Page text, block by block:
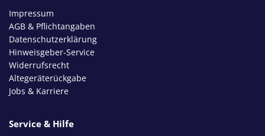
Impressum
AGB & Pflichtangaben
Datenschutzerklärung
Hinweisgeber-Service
Widerrufsrecht
Altegeräterückgabe
Jobs & Karriere
Service & Hilfe